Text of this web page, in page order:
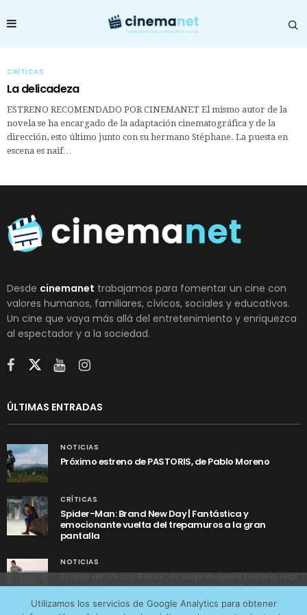
CRÍTICAS
La delicadeza
ESTRENO RECOMENDADO POR CINEMANET El mismo autor de la
novela se ha encargado de la adaptación cinematográfica y de la
dirección, esto último junto con su hermano Stéphane. La puesta en
escena es naif…
Desde cinemanet trabajamos para fomentar un cine con
valores humanos, familiares, cívicos, sociales y educativos.
Un cine que vaya más allá del entretenimiento y enriquezca
al espectador y a la sociedad.
ÚLTIMAS ENTRADAS
NOTICIAS
Próximo estreno de PASTORIS, de Pablo Moreno
CRÍTICAS
Spider-Man: Brand New Day | Fantástica y
emocionante vuelta del trepamuros a la gran
pantalla
NOTICIAS
Tráiler de ‘Yo soy Rocky’, la sorprendente historia real
detrás de cómo Stallone se convirtió en Rocky
Utilizamos los servicios de Google Analytics para obtener
tráfico web que recibimos y conocer los servicios que